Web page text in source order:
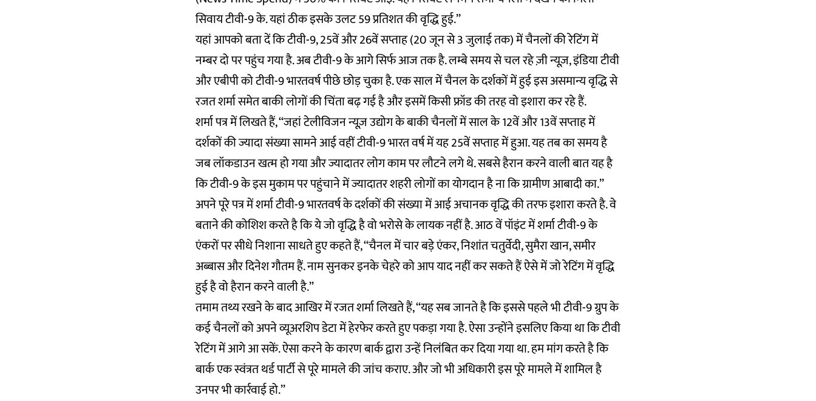
सिवाय टीवी-9 के. यहां ठीक इसके उलट 59 प्रतिशत की वृद्धि हुई.’’
यहां आपको बता दें कि टीवी-9, 25वें और 26वें सप्ताह (20 जून से 3 जुलाई तक) में चैनलों की रेटिंग में
नम्बर दो पर पहुंच गया है. अब टीवी-9 के आगे सिर्फ आज तक है. लम्बे समय से चल रहे ज़ी न्यूज़, इंडिया टीवी
और एबीपी को टीवी-9 भारतवर्ष पीछे छोड़ चुका है. एक साल में चैनल के दर्शकों में हुई इस असमान्य वृद्धि से
रजत शर्मा समेत बाकी लोगों की चिंता बढ़ गई है और इसमें किसी फ्रॉड की तरह वो इशारा कर रहे हैं.
शर्मा पत्र में लिखते हैं, ‘‘जहां टेलीविजन न्यूज़ उद्योग के बाकी चैनलों में साल के 12वें और 13वें सप्ताह में
दर्शकों की ज्यादा संख्या सामने आई वहीं टीवी-9 भारत वर्ष में यह 25वें सप्ताह में हुआ. यह तब का समय है
जब लॉकडाउन खत्म हो गया और ज्यादातर लोग काम पर लौटने लगे थे. सबसे हैरान करने वाली बात यह है
कि टीवी-9 के इस मुकाम पर पहुंचाने में ज्यादातर शहरी लोगों का योगदान है ना कि ग्रामीण आबादी का.’’
अपने पूरे पत्र में शर्मा टीवी-9 भारतवर्ष के दर्शकों की संख्या में आई अचानक वृद्धि की तरफ इशारा करते है. वे
बताने की कोशिश करते है कि ये जो वृद्धि है वो भरोसे के लायक नहीं है. आठ वें पॉइंट में शर्मा टीवी-9 के
एंकरों पर सीधे निशाना साधते हुए कहते हैं, ‘‘चैनल में चार बड़े एंकर, निशांत चतुर्वेदी, सुमैरा खान, समीर
अब्बास और दिनेश गौतम हैं. नाम सुनकर इनके चेहरे को आप याद नहीं कर सकते हैं ऐसे में जो रेटिंग में वृद्धि
हुई है वो हैरान करने वाली है.’’
तमाम तथ्य रखने के बाद आखिर में रजत शर्मा लिखते हैं, ‘‘यह सब जानते है कि इससे पहले भी टीवी-9 ग्रुप के
कई चैनलों को अपने व्यूअरशिप डेटा में हेरफेर करते हुए पकड़ा गया है. ऐसा उन्होंने इसलिए किया था कि टीवी
रेटिंग में आगे आ सकें. ऐसा करने के कारण बार्क द्वारा उन्हें निलंबित कर दिया गया था. हम मांग करते है कि
बार्क एक स्वंत्रत थर्ड पार्टी से पूरे मामले की जांच कराए. और जो भी अधिकारी इस पूरे मामले में शामिल है
उनपर भी कार्रवाई हो.’’